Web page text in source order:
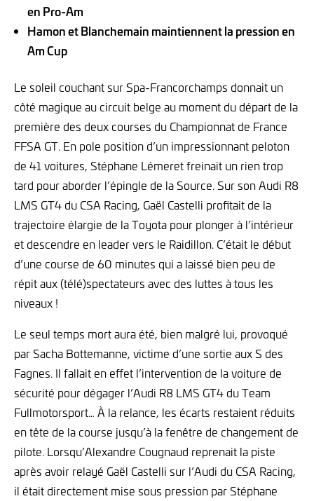
en Pro-Am
Hamon et Blanchemain maintiennent la pression en
Am Cup
Le soleil couchant sur Spa-Francorchamps donnait un
côté magique au circuit belge au moment du départ de la
première des deux courses du Championnat de France
FFSA GT. En pole position d’un impressionnant peloton
de 41 voitures, Stéphane Lémeret freinait un rien trop
tard pour aborder l’épingle de la Source. Sur son Audi R8
LMS GT4 du CSA Racing, Gaël Castelli profitait de la
trajectoire élargie de la Toyota pour plonger à l’intérieur
et descendre en leader vers le Raidillon. C’était le début
d’une course de 60 minutes qui a laissé bien peu de
répit aux (télé)spectateurs avec des luttes à tous les
niveaux !
Le seul temps mort aura été, bien malgré lui, provoqué
par Sacha Bottemanne, victime d’une sortie aux S des
Fagnes. Il fallait en effet l’intervention de la voiture de
sécurité pour dégager l’Audi R8 LMS GT4 du Team
Fullmotorsport… À la relance, les écarts restaient réduits
en tête de la course jusqu’à la fenêtre de changement de
pilote. Lorsqu’Alexandre Cougnaud reprenait la piste
après avoir relayé Gaël Castelli sur l’Audi du CSA Racing,
il était directement mise sous pression par Stéphane